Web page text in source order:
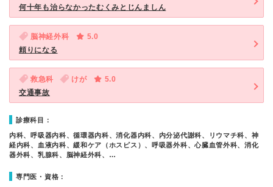
何十年も治らなかったむくみとじんましん
脳神経外科
5.0
頼りになる
救急科 けが
5.0
交通事故
診療科目：
内科、呼吸器内科、循環器内科、消化器内科、内分泌代謝科、リウマチ科、神
経内科、血液内科、緩和ケア（ホスピス）、呼吸器外科、心臓血管外科、消化
器外科、乳腺科、脳神経外科、…
専門医・資格：